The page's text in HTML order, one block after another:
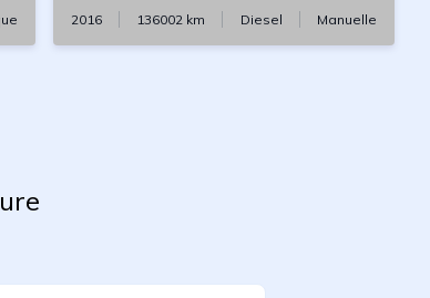
2016 136002 km Diesel Manuelle